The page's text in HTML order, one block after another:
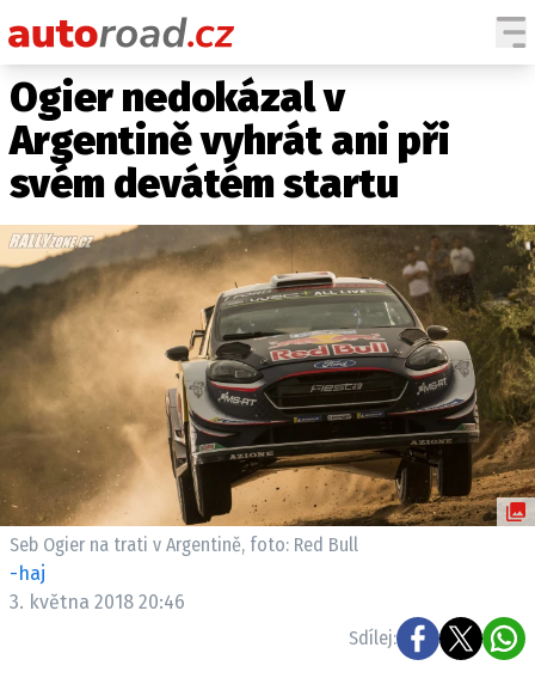
AUTA
TESTY AUT
NOVINKY
SPY
HISTORIE
ZAJÍMAVOSTI
TECHNIKA
EKONOMIKA
ČESKÝ TRH
TUNING
PROFI
ELEKTRO
NOVINKY ZE SVĚTA EV
TESTY ELEKTROMOBILŮ
Ogier nedokázal v
Argentině vyhrát ani při
svém devátém startu
Seb Ogier na trati v Argentině, foto: Red Bull
-haj
3. května 2018 20:46
Sdílej: